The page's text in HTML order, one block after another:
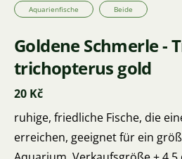
Aquarienfische Beide
Goldene Schmerle -
trichopterus gold
20 Kč
ruhige, friedliche Fische, die
erreichen, geeignet für ein